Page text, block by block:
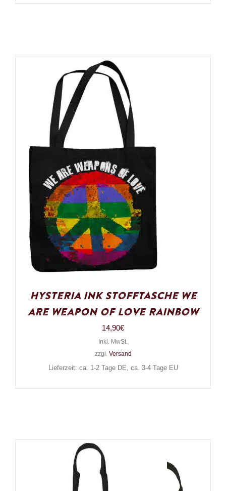
Hysteria Ink Stofftasche We
are weapon of love Rainbow
14,90€
Inkl. MwSt.
zzgl. Versand
Lieferzeit: ca. 1-2 Tage DE, ca. 3-4 Tage EU